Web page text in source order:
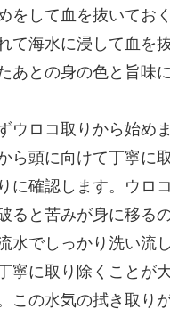
をして血を抜いてお
て海水に浸して血を
あとの身の色と旨味
ウロコ取りから始め
ら頭に向けて丁寧に
に確認します。ウロ
ると苦みが身に移る
水でしっかり洗い流
寧に取り除くことが
この水気の拭き取り